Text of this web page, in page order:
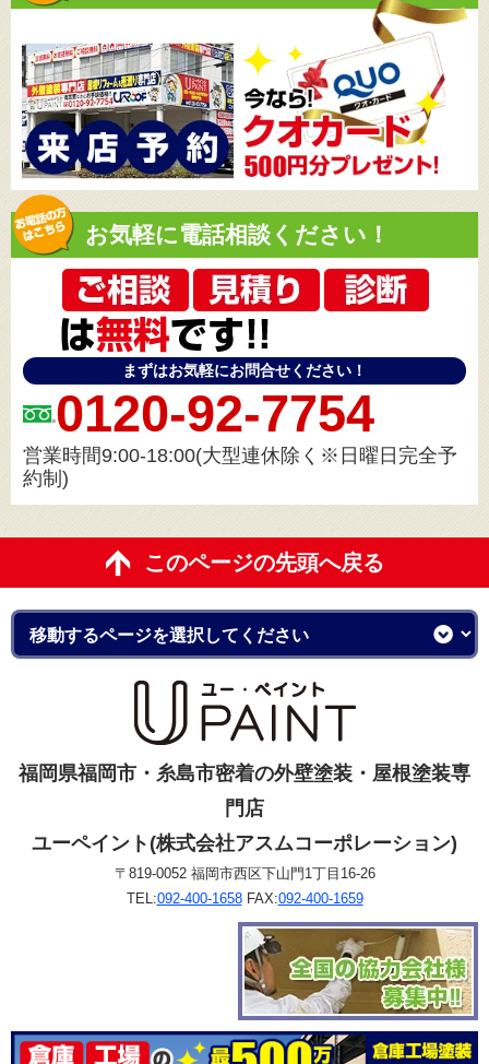
お気軽に電話相談ください！
まずはお気軽にお問合せください！
0120-92-7754
営業時間9:00-18:00(大型連休除く※日曜日完全予
約制)
このページの先頭へ戻る
福岡県福岡市・糸島市密着の外壁塗装・屋根塗装専
門店
ユーペイント(株式会社アスムコーポレーション)
〒819-0052 福岡市西区下山門1丁目16-26
TEL:092-400-1658FAX:092-400-1659